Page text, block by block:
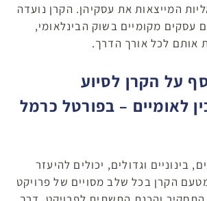
המייצאות את עסקיהן. הקרן נועדה
עסקים מקומיים בשוק הבינלאומי,
אותם לכל אורך הדרך.
על הקרן לסיוע
לאומיים – בפורטל כרמל
בינוניים וגדולים, יכולים להיעזר
מטעם הקרן בכל שלב מסויים של פרויקט